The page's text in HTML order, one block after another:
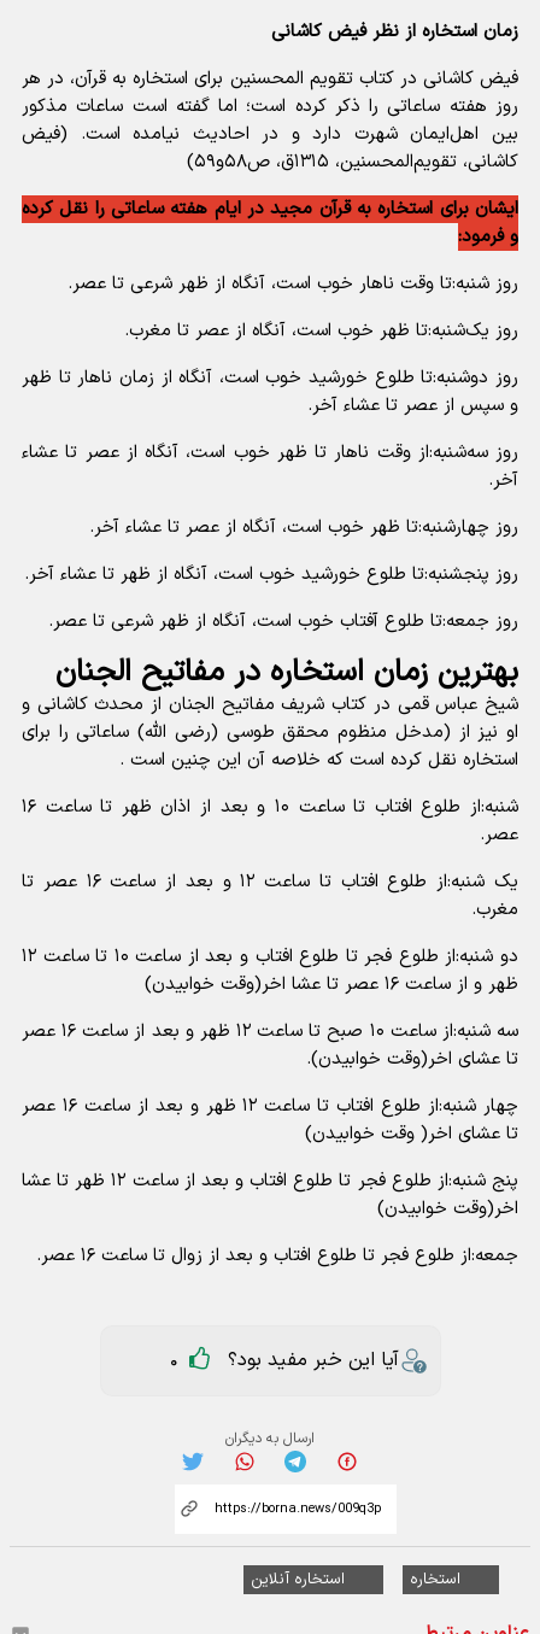
زمان استخاره از نظر فیض کاشانی
فیض کاشانی در کتاب تقویم المحسنین برای استخاره به قرآن، در هر
روز هفته ساعاتی را ذکر کرده است؛‌ اما گفته است ساعات مذکور
بین اهل‌ایمان شهرت دارد و در احادیث نیامده است. (فیض
کاشانی، تقویم‌المحسنین، ۱۳۱۵ق، ص۵۸و۵۹)
ایشان برای استخاره به قرآن مجید در ایام هفته ساعاتی را نقل کرده
و فرمود:
روز شنبه:تا وقت ناهار خوب است، آنگاه از ظهر شرعی تا عصر.
روز یک‌شنبه:تا ظهر خوب است، آنگاه از عصر تا مغرب.
روز دوشنبه:تا طلوع خورشید خوب است، آنگاه از زمان ناهار تا ظهر
و سپس از عصر تا عشاء آخر.
روز سه‌شنبه:از وقت ناهار تا ظهر خوب است، آنگاه از عصر تا عشاء
آخر.
روز چهارشنبه:تا ظهر خوب است، آنگاه از عصر تا عشاء آخر.
روز پنجشنبه:تا طلوع خورشید خوب است، آنگاه از ظهر تا عشاء آخر.
روز جمعه:تا طلوع آفتاب خوب است، آنگاه از ظهر شرعی تا عصر.
بهترین زمان استخاره در مفاتیح الجنان
شیخ عباس قمی در کتاب شریف مفاتیح الجنان از محدث کاشانی و
او نیز از (مدخل منظوم محقق طوسی (رضی الله) ساعاتی را برای
استخاره نقل کرده است که خلاصه آن این چنین است .
شنبه:از طلوع افتاب تا ساعت ۱۰ و بعد از اذان ظهر تا ساعت ۱۶
عصر.
یک شنبه:از طلوع افتاب تا ساعت ۱۲ و بعد از ساعت ۱۶ عصر تا
مغرب.
دو شنبه:از طلوع فجر تا طلوع افتاب و بعد از ساعت ۱۰ تا ساعت ۱۲
ظهر و از ساعت ۱۶ عصر تا عشا اخر(وقت خوابیدن)
سه شنبه:از ساعت ۱۰ صبح تا ساعت ۱۲ ظهر و بعد از ساعت ۱۶ عصر
تا عشای اخر(وقت خوابیدن).
چهار شنبه:از طلوع افتاب تا ساعت ۱۲ ظهر و بعد از ساعت ۱۶ عصر
تا عشای اخر( وقت خوابیدن)
پنج شنبه:از طلوع فجر تا طلوع افتاب و بعد از ساعت ۱۲ ظهر تا عشا
اخر(وقت خوابیدن)
جمعه:از طلوع فجر تا طلوع افتاب و بعد از زوال تا ساعت ۱۶ عصر.
آیا این خبر مفید بود؟ 0
ارسال به دیگران
استخاره استخاره آنلاین